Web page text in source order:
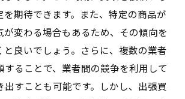
を期待できます。また、特定の商品が
が変わる場合もあるため、その傾向を
と良いでしょう。さらに、複数の業者
することで、業者間の競争を利用して
出すことも可能です。しかし、出張買